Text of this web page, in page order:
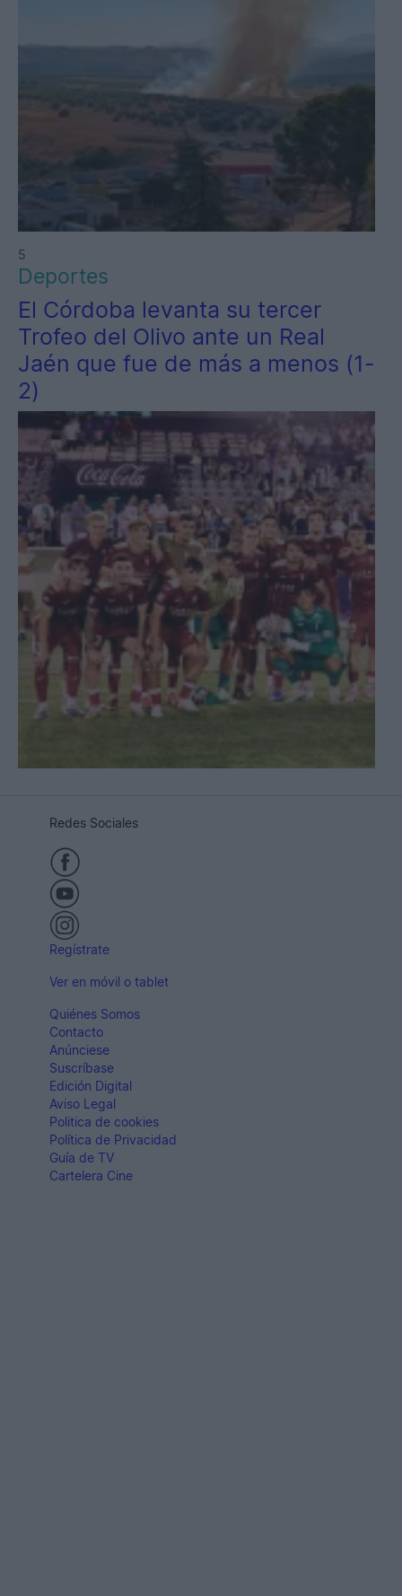
5
Deportes
El Córdoba levanta su tercer
Trofeo del Olivo ante un Real
Jaén que fue de más a menos (1-
2)
Redes Sociales
Regístrate
Ver en móvil o tablet
Quiénes Somos
Contacto
Anúnciese
Suscríbase
Edición Digital
Aviso Legal
Politica de cookies
Política de Privacidad
Guía de TV
Cartelera Cine